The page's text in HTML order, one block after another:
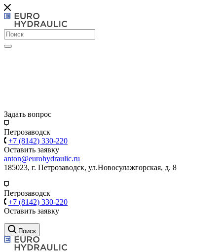
Задать вопрос
Петрозаводск
+7 (8142) 330-220
Оставить заявку
anton@eurohydraulic.ru
185023, г. Петрозаводск, ул.Новосулажгорская, д. 8
Петрозаводск
+7 (8142) 330-220
Оставить заявку
Поиск